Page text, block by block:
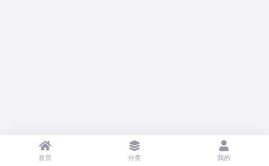
首页 分类 我的